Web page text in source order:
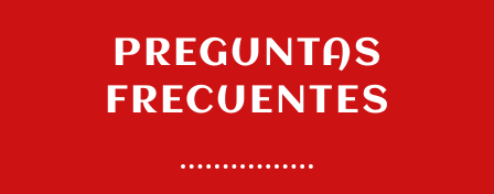
PREGUNTAS
FRECUENTES